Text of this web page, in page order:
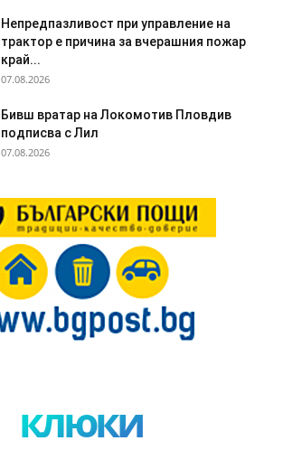
Непредпазливост при управление на
трактор е причина за вчерашния пожар
край...
07.08.2026
Бивш вратар на Локомотив Пловдив
подписва с Лил
07.08.2026
клюки